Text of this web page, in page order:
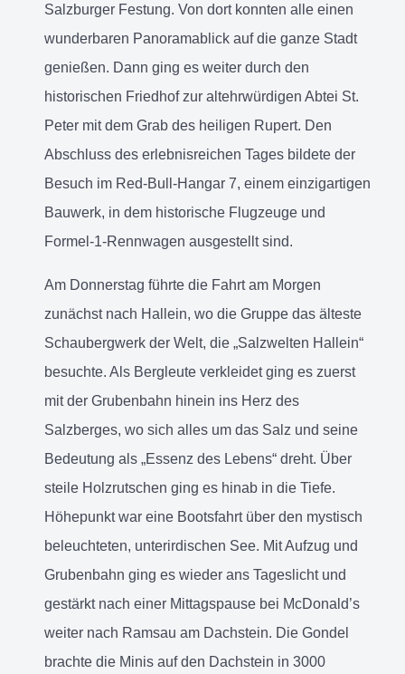
Salzburger Festung. Von dort konnten alle einen
wunderbaren Panoramablick auf die ganze Stadt
genießen. Dann ging es weiter durch den
historischen Friedhof zur altehrwürdigen Abtei St.
Peter mit dem Grab des heiligen Rupert. Den
Abschluss des erlebnisreichen Tages bildete der
Besuch im Red-Bull-Hangar 7, einem einzigartigen
Bauwerk, in dem historische Flugzeuge und
Formel-1-Rennwagen ausgestellt sind.
Am Donnerstag führte die Fahrt am Morgen
zunächst nach Hallein, wo die Gruppe das älteste
Schaubergwerk der Welt, die „Salzwelten Hallein“
besuchte. Als Bergleute verkleidet ging es zuerst
mit der Grubenbahn hinein ins Herz des
Salzberges, wo sich alles um das Salz und seine
Bedeutung als „Essenz des Lebens“ dreht. Über
steile Holzrutschen ging es hinab in die Tiefe.
Höhepunkt war eine Bootsfahrt über den mystisch
beleuchteten, unterirdischen See. Mit Aufzug und
Grubenbahn ging es wieder ans Tageslicht und
gestärkt nach einer Mittagspause bei McDonald’s
weiter nach Ramsau am Dachstein. Die Gondel
brachte die Minis auf den Dachstein in 3000